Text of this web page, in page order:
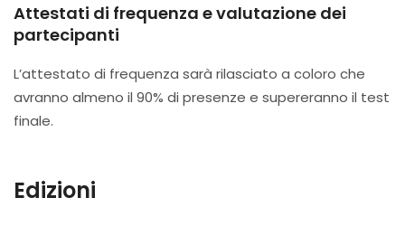
Attestati di frequenza e valutazione dei
partecipanti
L’attestato di frequenza sarà rilasciato a coloro che
avranno almeno il 90% di presenze e supereranno il test
finale.
Edizioni